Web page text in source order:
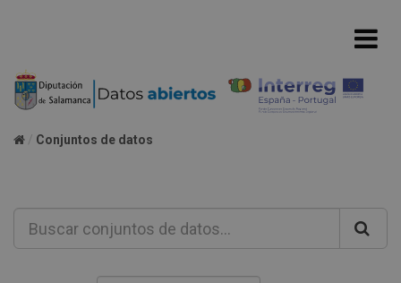
Conjuntos de datos